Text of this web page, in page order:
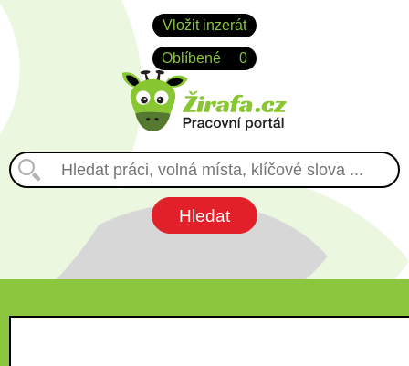
Vložit inzerát
Oblíbené 0